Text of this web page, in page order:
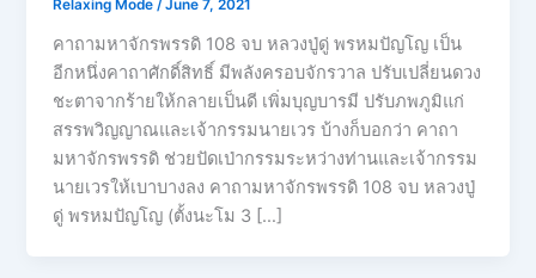
Relaxing Mode/June 7, 2021
คาถามหาจักรพรรดิ​ 108 จบ​ หลวงปู่ดู่​ พรหม​ปัญโญ เป็น
อีกหนึ่งคาถาศักดิ์สิทธิ์ มีพลังครอบจักรวาล ปรับเปลี่ยนดวง
ชะตาจากร้ายให้กลายเป็นดี เพิ่มบุญบารมี ปรับภพภูมิแก่
สรรพวิญญาณและเจ้ากรรมนายเวร บ้างก็บอกว่า คาถา
มหาจักรพรรดิ​ ช่วยปัดเป่ากรรมระหว่างท่านและเจ้ากรรม
นายเวรให้เบาบางลง คาถามหาจักรพรรดิ​ 108 จบ​ หลวงปู่
ดู่​ พรหม​ปัญโญ​ (ตั้งนะโม 3 […]